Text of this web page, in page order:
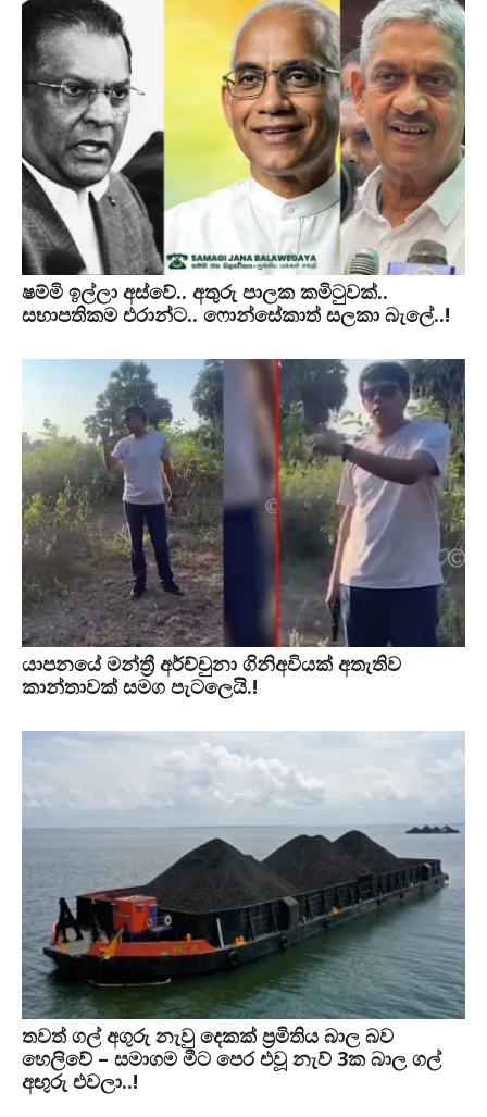
ෂම්මි ඉල්ලා අස්වේ.. අතුරු පාලක කමිටුවක්..
සභාපතිකම එරාන්ට.. ෆොන්සේකාත් සලකා බැලේ..!
යාපනයේ මන්ත්‍රී අර්ච්චුනා ගිනිඅවියක් අතැතිව
කාන්තාවක් සමග පැටලෙයි.!
තවත් ගල් අගුරු නැවු දෙකක් ප‍්‍රමිතිය බාල බව
හෙලිවේ – සමාගම මීට පෙර එවූ නැව් 3ක බාල ගල්
අඟුරු එවලා..!